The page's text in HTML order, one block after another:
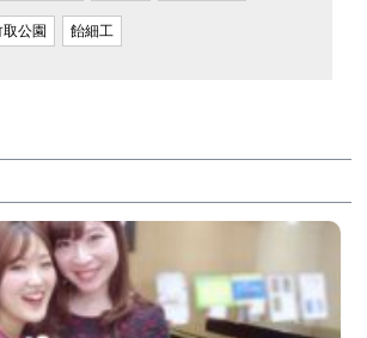
取公園 飴細工